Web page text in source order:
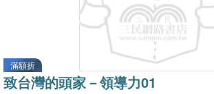
滿額折
致台灣的頭家－領導力01